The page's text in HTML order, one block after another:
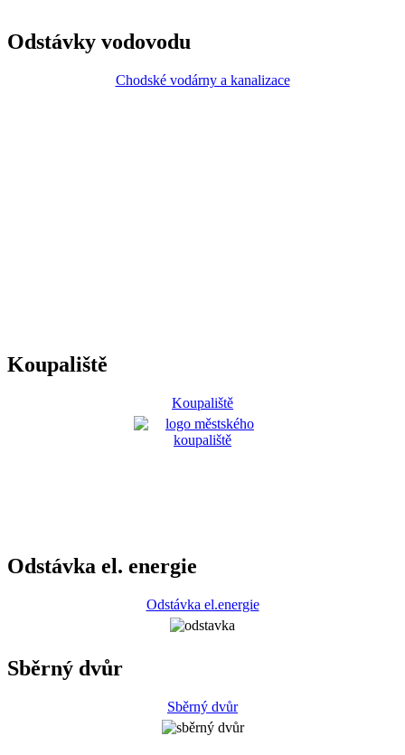
Odstávky vodovodu
Chodské vodárny a kanalizace
Koupaliště
Koupaliště
Odstávka el. energie
Odstávka el.energie
Sběrný dvůr
Sběrný dvůr